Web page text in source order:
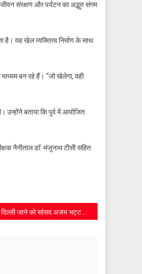
संरक्षण और पर्यटन का अद्भुत संगम
है। यह खेल व्यक्तित्व निर्माण के साथ
बन रहे हैं। “जो खेलेगा, वही
उन्होंने बताया कि पूर्व में आयोजित
नैनीताल डॉ. मंजूनाथ टीसी सहित